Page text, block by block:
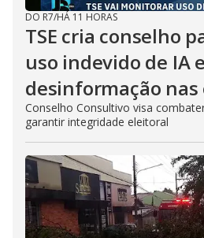
DO R7/HÁ 11 HORAS
TSE cria conselho
uso indevido de IA e
desinformação nas
Conselho Consultivo visa
garantir integridade eleitoral